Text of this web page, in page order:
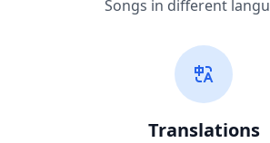
Songs in different
Translations